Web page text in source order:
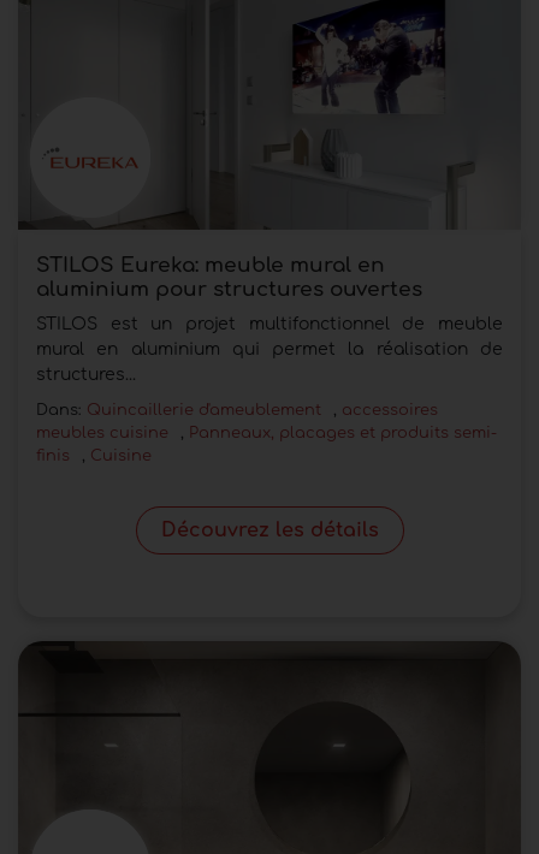
STILOS Eureka: meuble mural en
aluminium pour structures ouvertes
STILOS est un projet multifonctionnel de meuble
mural en aluminium qui permet la réalisation de
structures...
Dans: Quincaillerie d'ameublement
accessoires
meubles cuisine
Panneaux, placages et produits semi-
finis
Cuisine
Découvrez les détails